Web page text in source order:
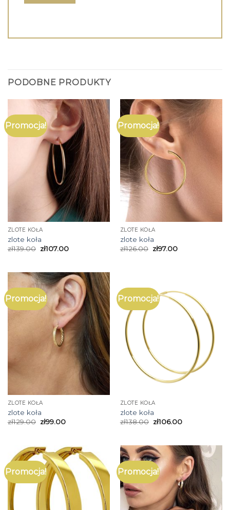
PODOBNE PRODUKTY
Promocja!
ZLOTE KOŁA
zlote koła
zł139.00 zł107.00
Promocja!
ZLOTE KOŁA
zlote koła
zł126.00 zł97.00
Promocja!
ZLOTE KOŁA
zlote koła
zł129.00 zł99.00
Promocja!
ZLOTE KOŁA
zlote koła
zł138.00 zł106.00
Promocja! Promocja!